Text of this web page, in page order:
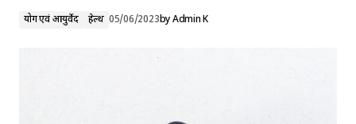
योग एवं आयुर्वेद हेल्थ 05/06/2023byAdmin K